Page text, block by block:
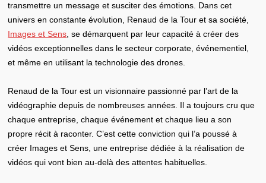
transmettre un message et susciter des émotions. Dans cet
univers en constante évolution, Renaud de la Tour et sa société,
Images et Sens , se démarquent par leur capacité à créer des
vidéos exceptionnelles dans le secteur corporate, événementiel,
et même en utilisant la technologie des drones.
Renaud de la Tour est un visionnaire passionné par l’art de la
vidéographie depuis de nombreuses années. Il a toujours cru que
chaque entreprise, chaque événement et chaque lieu a son
propre récit à raconter. C’est cette conviction qui l’a poussé à
créer Images et Sens, une entreprise dédiée à la réalisation de
vidéos qui vont bien au-delà des attentes habituelles.